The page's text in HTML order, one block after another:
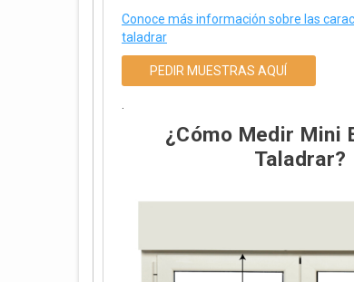
Conoce más información sobre las
taladrar
PEDIR MUESTRAS AQUÍ
¿Cómo Medir Mini
Taladrar?